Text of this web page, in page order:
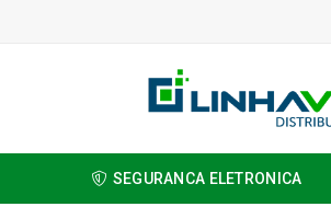
SEGURANCA ELETRONICA